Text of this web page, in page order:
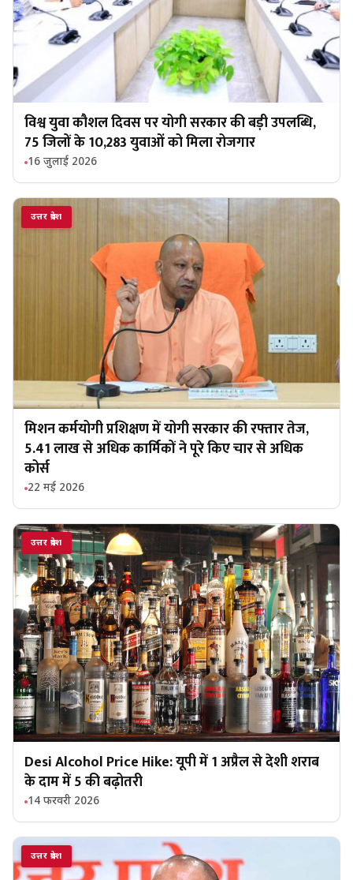
विश्व युवा कौशल दिवस पर योगी सरकार की बड़ी उपलब्धि,
75 जिलों के 10,283 युवाओं को मिला रोजगार
16 जुलाई 2026
उत्तर प्रदेश
मिशन कर्मयोगी प्रशिक्षण में योगी सरकार की रफ्तार तेज,
5.41 लाख से अधिक कार्मिकों ने पूरे किए चार से अधिक
कोर्स
22 मई 2026
उत्तर प्रदेश
Desi Alcohol Price Hike: यूपी में 1 अप्रैल से देशी शराब
के दाम में ₹5 की बढ़ोतरी
14 फरवरी 2026
उत्तर प्रदेश